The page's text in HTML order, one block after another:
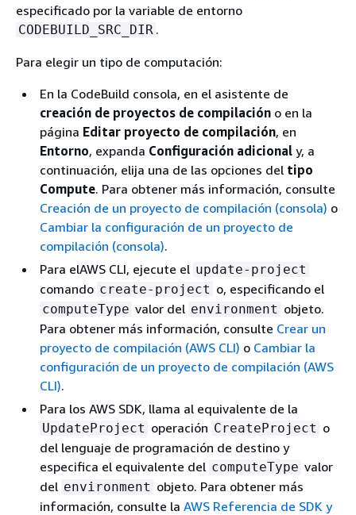
especificado por la variable de entorno
CODEBUILD_SRC_DIR .
Para elegir un tipo de computación:
En la CodeBuild consola, en el asistente de
creación de proyectos de compilación o en la
página Editar proyecto de compilación, en
Entorno, expanda Configuración adicional y, a
continuación, elija una de las opciones del tipo
Compute. Para obtener más información, consulte
Creación de un proyecto de compilación (consola) o
Cambiar la configuración de un proyecto de
compilación (consola).
Para elAWS CLI, ejecute el update-project
comando create-project o, especificando el
computeType valor del environment objeto.
Para obtener más información, consulte Crear un
proyecto de compilación (AWS CLI) o Cambiar la
configuración de un proyecto de compilación (AWS
CLI).
Para los AWS SDK, llama al equivalente de la
UpdateProject operación CreateProject o
del lenguaje de programación de destino y
especifica el equivalente del computeType valor
del environment objeto. Para obtener más
información, consulte la AWS Referencia de SDK y